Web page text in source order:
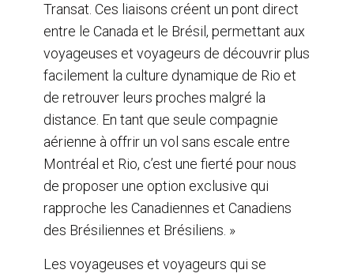
Transat. Ces liaisons créent un pont direct
entre le Canada et le Brésil, permettant aux
voyageuses et voyageurs de découvrir plus
facilement la culture dynamique de Rio et
de retrouver leurs proches malgré la
distance. En tant que seule compagnie
aérienne à offrir un vol sans escale entre
Montréal et Rio, c’est une fierté pour nous
de proposer une option exclusive qui
rapproche les Canadiennes et Canadiens
des Brésiliennes et Brésiliens. »
Les voyageuses et voyageurs qui se